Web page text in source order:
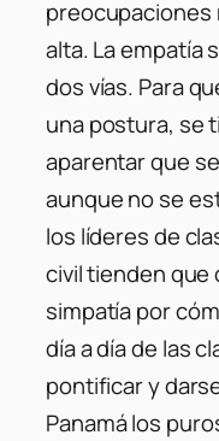
preocupaciones
alta. La empatía
dos vías. Para
una postura, se
aparentar que
aunque no se
los líderes de
civil tienden que
simpatía por
día a día de las
pontificar y
Panamá los